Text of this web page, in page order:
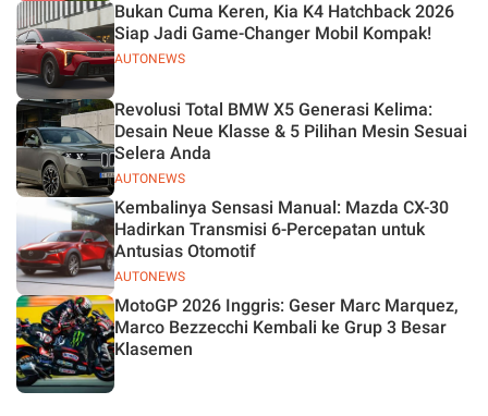
AUTONEWS
Bukan Cuma Keren, Kia K4 Hatchback 2026
Siap Jadi Game-Changer Mobil Kompak!
AUTONEWS
Revolusi Total BMW X5 Generasi Kelima:
Desain Neue Klasse & 5 Pilihan Mesin Sesuai
Selera Anda
AUTONEWS
Kembalinya Sensasi Manual: Mazda CX-30
Hadirkan Transmisi 6-Percepatan untuk
Antusias Otomotif
MotoGP 2026 Inggris: Geser Marc Marquez,
Marco Bezzecchi Kembali ke Grup 3 Besar
Klasemen